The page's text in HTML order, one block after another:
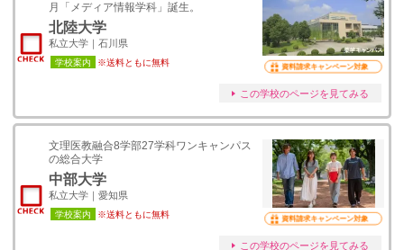
月「メディア情報学科」誕生。
北陸大学
私立大学｜石川県
学校案内 ※送料ともに無料 資料請求キャンペーン対象
この学校のページを見てみる
文理医教融合8学部27学科ワンキャンパス
の総合大学
中部大学
私立大学｜愛知県
学校案内 ※送料ともに無料 資料請求キャンペーン対象
この学校のページを見てみる